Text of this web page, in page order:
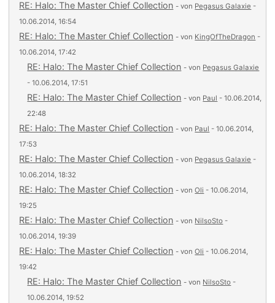
RE: Halo: The Master Chief Collection - von Pegasus Galaxie -
10.06.2014, 16:54
RE: Halo: The Master Chief Collection - von KingOfTheDragon -
10.06.2014, 17:42
RE: Halo: The Master Chief Collection - von Pegasus Galaxie
- 10.06.2014, 17:51
RE: Halo: The Master Chief Collection - von Paul - 10.06.2014,
22:48
RE: Halo: The Master Chief Collection - von Paul - 10.06.2014,
17:53
RE: Halo: The Master Chief Collection - von Pegasus Galaxie -
10.06.2014, 18:32
RE: Halo: The Master Chief Collection - vonOli - 10.06.2014,
19:25
RE: Halo: The Master Chief Collection - von NilsoSto -
10.06.2014, 19:39
RE: Halo: The Master Chief Collection - vonOli - 10.06.2014,
19:42
RE: Halo: The Master Chief Collection - von NilsoSto -
10.06.2014, 19:52